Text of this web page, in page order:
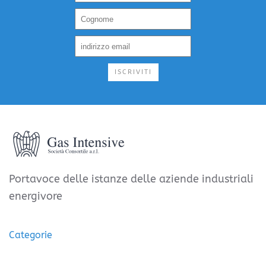
ISCRIVITI
Portavoce delle istanze delle aziende industriali
energivore
Categorie